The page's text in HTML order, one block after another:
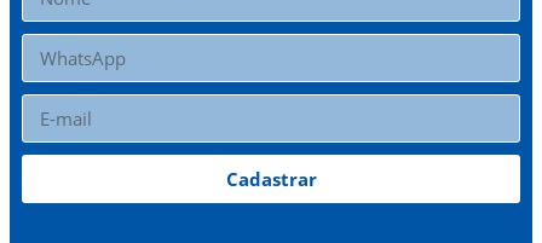
Cadastrar